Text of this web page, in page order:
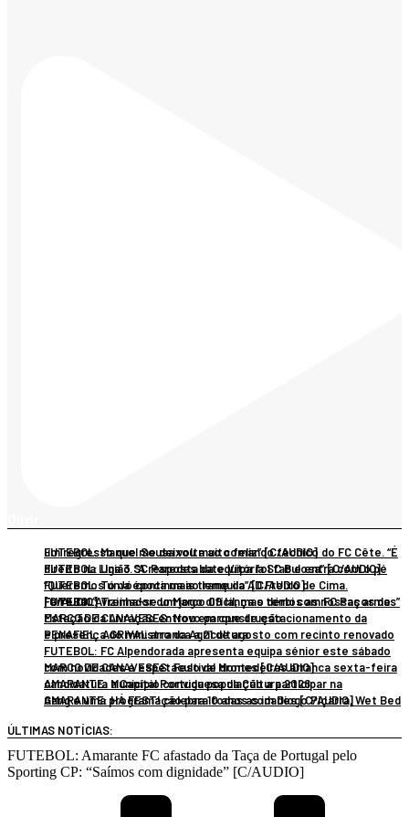
FUTEBOL: Manuel Sousa volta ao comando técnico do FC Cête. “É um regresso que me deixou muito feliz” [C/AUDIO]
FUTEBOL: União SC Paredes bate Vitória SC B e entra com o pé direito na Liga 3. “A resposta da equipa foi fabulosa” [C/AUDIO]
FUTEBOL: Tó Jó continua ao leme da AD Freixo de Cima. “Queremos uma época mais tranquila” [C/AUDIO]
FUTEBOL: Treinador do Marco 09 lança o dérbi com FC Paços de Ferreira. “Avizinha-se um jogo difícil, mas temos as nossas armas” [C/AUDIO]
MARCO DE CANAVESES: Novo parque de estacionamento da Estação da Livração entrou em construção
PENAFIEL: AGRIVAL arranca a 21 de agosto com recinto renovado e presença do ministro da Agricultura
FUTEBOL: FC Alpendorada apresenta equipa sénior este sábado
MARCO DE CANAVESES: Festival Montedeiras arranca sexta-feira com novidades e espetáculo de drones [C/AUDIO]
AMARANTE: Município convida população a participar na candidatura a Capital Portuguesa da Cultura 2028
AMARANTE: HÁ FEST! celebra 10 anos com Diogo Piçarra, Wet Bed Gang e uma programação para todas as idades [C/AUDIO]
ÚLTIMAS NOTÍCIAS:
FUTEBOL: Amarante FC afastado da Taça de Portugal pelo
Sporting CP: “Saímos com dignidade” [C/AUDIO]